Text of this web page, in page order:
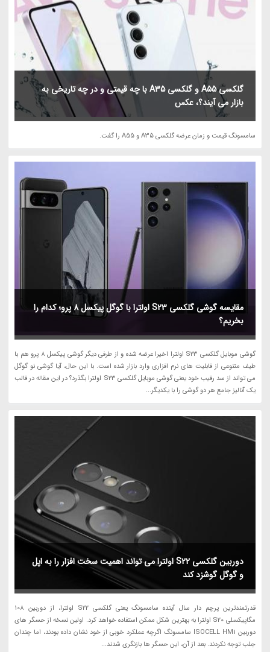
گلکسی A55 و گلکسی A35 با چه قیمتی و در چه تاریخی به
بازار می آیند؟، عکس
سامسونگ قیمت و زمان عرضه گلکسی A35 و A55 را گفت.
مقایسه گوشی گلکسی S23 اولترا با گوگل پیکسل 8 پرو؛ کدام را
بخریم؟
گوشی موبایل گلکسی S23 اولترا اخیرا عرضه شده و از طرفی دیگر گوشی پیکسل 8 پرو هم با
طیف متنوعی از قابلیت های نرم افزاری وارد بازار شده است. با این حال، آیا گوشی نو گوگل
می تواند از سد رقیب خود یعنی گوشی موبایل گلکسی S23 اولترا بگذرد؟ در این مقاله در قالب
یک آنالیز جامع هر دو گوشی را با یکدیگر...
دوربین گلکسی S22 اولترا می تواند اهمیت سخت افزار را به اپل
و گوگل گوشزد کند
قدرتمندترین پرچم دار سال آینده سامسونگ یعنی گلکسی S22 اولترا، از دوربین 108
مگاپیکسلی S20 اولترا به بهترین شکل ممکن استفاده خواهد کرد. اولین نسخه از حسگر های
دوربین ISOCELL HM1 سامسونگ اگرچه عملکرد خوبی از خود نشان داده بودند، اما چندان
جلب توجه نکردند. بعد از آن، این حسگر ها بازنگری شدند...